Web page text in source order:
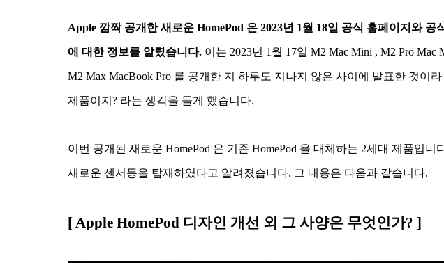
Apple 깜짝 공개한 새로운 HomePod 은 2023년 1월 18일 공식 홈페이지와 공
에 대한 정보를 알렸습니다. 이는 2023년 1월 17일 M2 Mac Mini , M2 Pro Mac
M2 Max MacBook Pro 를 공개한 지 하루도 지나지 않은 사이에 발표한 것이
제품이지? 라는 생각을 들게 했습니다.
이번 공개된 새로운 HomePod 은 기존 HomePod 을 대체하는 2세대 제품입
새로운 센서등을 탑재하였다고 알려졌습니다. 그 내용은 다음과 같습니다.
[ Apple HomePod 디자인 개선 외 그 사양은 무엇인가? ]